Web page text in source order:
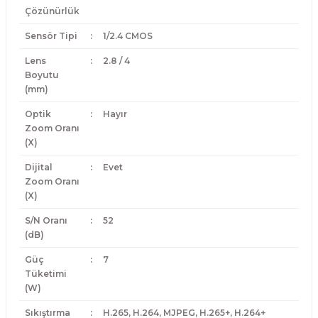
Çözünürlük
Sensör Tipi : 1/2.4 CMOS
Lens
Boyutu
(mm)
: 2.8 / 4
Optik
Zoom Oranı
(X)
: Hayır
Dijital
Zoom Oranı
(X)
: Evet
S/N Oranı
(dB)
: 52
Güç
Tüketimi
(W)
: 7
Sıkıştırma : H.265, H.264, MJPEG, H.265+, H.264+